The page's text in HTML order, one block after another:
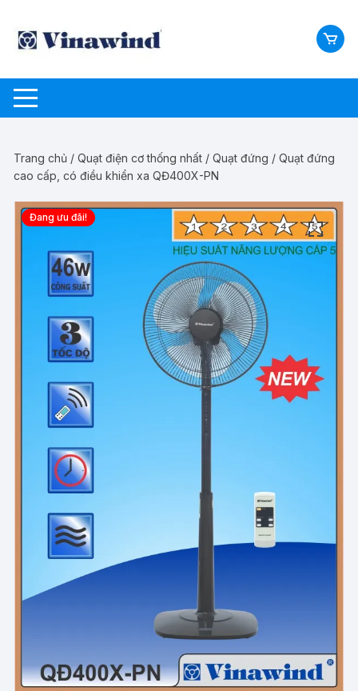
Trang chủ /Quạt điện cơ thống nhất /Quạt đứng / Quạt đứng
cao cấp, có điều khiển xa QĐ400X-PN
Đang ưu đãi!